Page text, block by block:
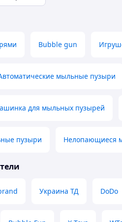
Bubble gun
мыльные пузыри
для мыльных пузырей
пузыри Нелопающиеся
Украина ТД DoDo